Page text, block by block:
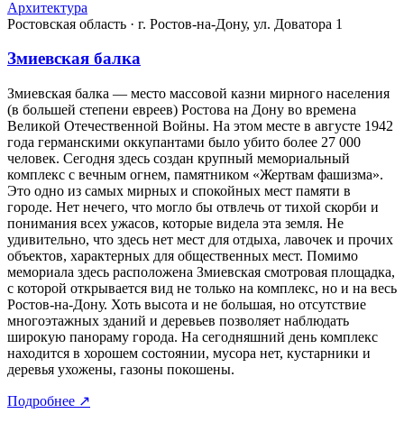
Архитектура
Ростовская область · г. Ростов-на-Дону, ул. Доватора 1
Змиевская балка
Змиевская балка — место массовой казни мирного населения
(в большей степени евреев) Ростова на Дону во времена
Великой Отечественной Войны. На этом месте в августе 1942
года германскими оккупантами было убито более 27 000
человек. Сегодня здесь создан крупный мемориальный
комплекс с вечным огнем, памятником «Жертвам фашизма».
Это одно из самых мирных и спокойных мест памяти в
городе. Нет нечего, что могло бы отвлечь от тихой скорби и
понимания всех ужасов, которые видела эта земля. Не
удивительно, что здесь нет мест для отдыха, лавочек и прочих
объектов, характерных для общественных мест. Помимо
мемориала здесь расположена Змиевская смотровая площадка,
с которой открывается вид не только на комплекс, но и на весь
Ростов-на-Дону. Хоть высота и не большая, но отсутствие
многоэтажных зданий и деревьев позволяет наблюдать
широкую панораму города. На сегодняшний день комплекс
находится в хорошем состоянии, мусора нет, кустарники и
деревья ухожены, газоны покошены.
Подробнее ↗